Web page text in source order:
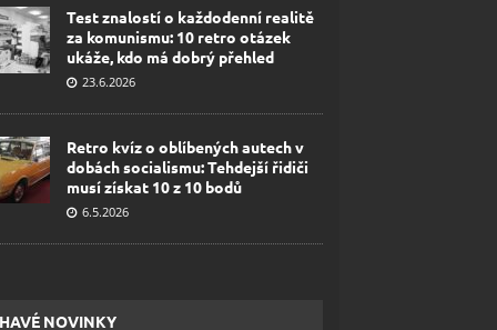
Test znalostí o každodenní realitě
za komunismu: 10 retro otázek
ukáže, kdo má dobrý přehled
23.6.2026
Retro kvíz o oblíbených autech v
dobách socialismu: Tehdejší řidiči
musí získat 10 z 10 bodů
6.5.2026
NOVINKY